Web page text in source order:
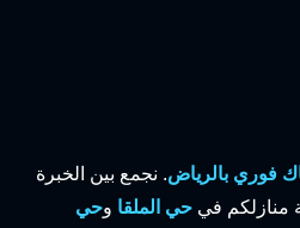
فوري بالرياض. نجمع بين الخبرة
منازلكم في حي الملقا وحي